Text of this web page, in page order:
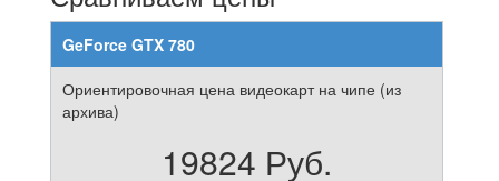
GeForce GTX 780
Ориентировочная цена видеокарт на чипе (из
архива)
19824 Руб.